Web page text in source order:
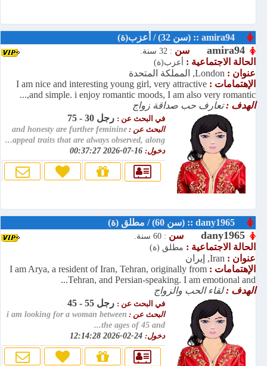
amira94 :: (سن 32) / أعزب(ة)
amira94 سن : 32 سنة.
الحالة الاجتماعية : أعزب(ة)
عنوان : London, المملكة المتحدة
الإهتمامات : I am nice and interesting young girl, very attractive
and simple. i enjoy romantic moods, I am also very romantic,...
الهدف :تعارف حب صداقة زواج
في البحث عن : رجل 30 - 75
البحث عن : and honesty are further feminine
appeal traits that are always observed, along...
دخول:
dany1965 :: (سن 60) / مطلق (ة)
dany1965 سن : 60 سنة.
الحالة الاجتماعية : مطلق (ة)
عنوان : Iran, إيران
الإهتمامات : I am Arya, a resident of Iran, Tehran, originally from
Tehran, and Persian-speaking. I am emotional and...
الهدف :لقاء الحب والزواج
في البحث عن : رجل 55 - 45
البحث عن : i am looking for a woman between
the ages of 45 and...
دخول: